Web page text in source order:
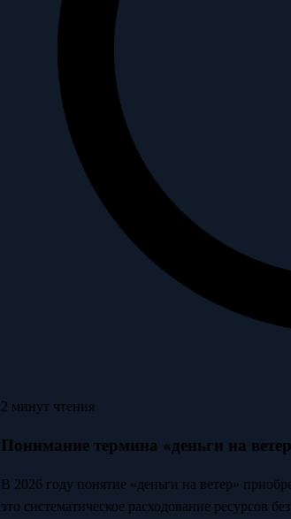
2 минут чтения
Понимание термина «деньги на
В 2026 году понятие «деньги на ветер»
это систематическое расходование ресурсов